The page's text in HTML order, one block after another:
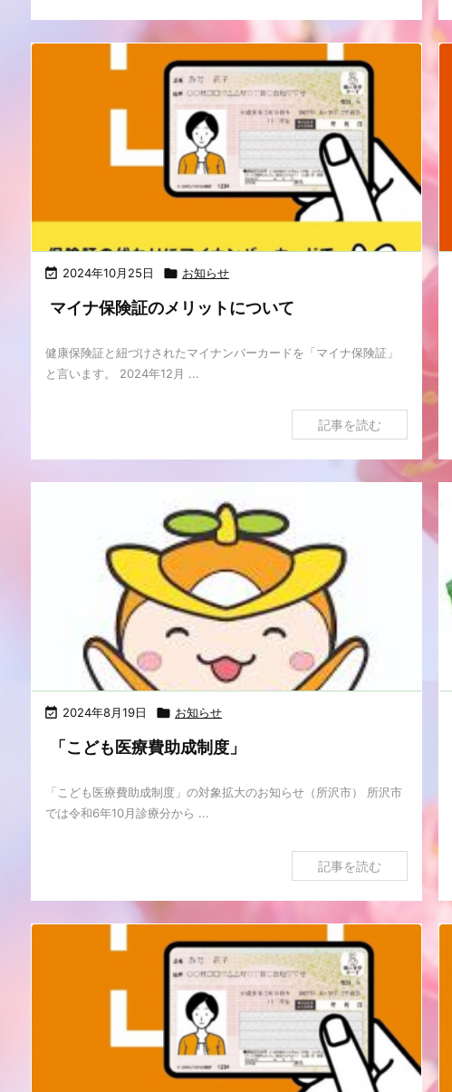
 2024年10月25日  お知らせ
マイナ保険証のメリットについて
健康保険証と紐づけされたマイナンバーカードを「マイナ保険証」
と言います。 2024年12月 ...
記事を読む
 2024年8月19日  お知らせ
「こども医療費助成制度」
「こども医療費助成制度」の対象拡大のお知らせ（所沢市） 所沢市
では令和6年10月診療分から ...
記事を読む